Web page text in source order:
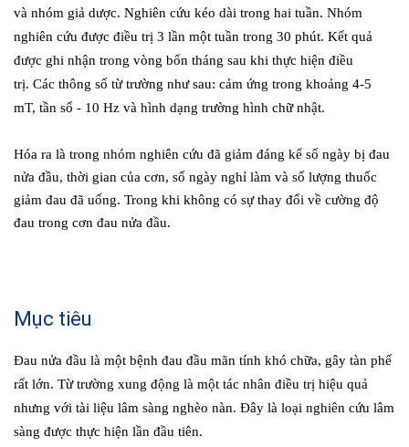
và nhóm giả dược. Nghiên cứu kéo dài trong hai tuần. Nhóm
nghiên cứu được điều trị 3 lần một tuần trong 30 phút. Kết quả
được ghi nhận trong vòng bốn tháng sau khi thực hiện điều
trị. Các thông số từ trường như sau: cảm ứng trong khoảng 4-5
mT, tần số - 10 Hz và hình dạng trường hình chữ nhật.
Hóa ra là trong nhóm nghiên cứu đã giảm đáng kể số ngày bị đau
nửa đầu, thời gian của cơn, số ngày nghỉ làm và số lượng thuốc
giảm đau đã uống. Trong khi không có sự thay đổi về cường độ
đau trong cơn đau nửa đầu.
Mục tiêu
Đau nửa đầu là một bệnh đau đầu mãn tính khó chữa, gây tàn phế
rất lớn. Từ trường xung động là một tác nhân điều trị hiệu quả
nhưng với tài liệu lâm sàng nghèo nàn. Đây là loại nghiên cứu lâm
sàng được thực hiện lần đầu tiên.